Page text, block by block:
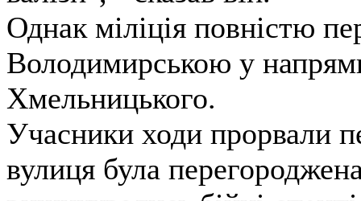
Однак міліція повністю
Володимирською у
Хмельницького.
Учасники ходи прорвали
вулиця була